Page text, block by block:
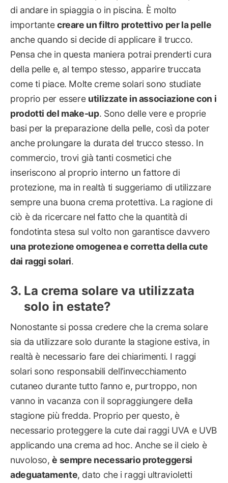
di andare in spiaggia o in piscina. È molto
importantecreare un filtro protettivo per la pelle
anche quando si decide di applicare il trucco.
Pensa che in questa maniera potrai prenderti cura
della pelle e, al tempo stesso, apparire truccata
come ti piace. Molte creme solari sono studiate
proprio per essere utilizzate in associazione con i
prodotti del make-up. Sono delle vere e proprie
basi per la preparazione della pelle, così da poter
anche prolungare la durata del trucco stesso. In
commercio, trovi già tanti cosmetici che
inseriscono al proprio interno un fattore di
protezione, ma in realtà ti suggeriamo di utilizzare
sempre una buona crema protettiva. La ragione di
ciò è da ricercare nel fatto che la quantità di
fondotinta stesa sul volto non garantisce davvero
una protezione omogenea e corretta della cute
dai raggi solari.
La crema solare va utilizzata
solo in estate?
Nonostante si possa credere che la crema solare
sia da utilizzare solo durante la stagione estiva, in
realtà è necessario fare dei chiarimenti. I raggi
solari sono responsabili dell’invecchiamento
cutaneo durante tutto l’anno e, purtroppo, non
vanno in vacanza con il sopraggiungere della
stagione più fredda. Proprio per questo, è
necessario proteggere la cute dai raggi UVA e UVB
applicando una crema ad hoc. Anche se il cielo è
nuvoloso,è sempre necessario proteggersi
adeguatamente, dato che i raggi ultravioletti